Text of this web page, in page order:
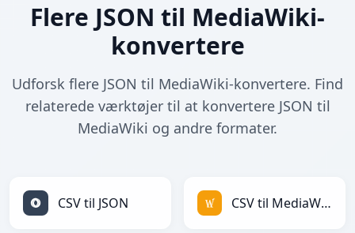
Flere JSON til MediaWiki-
konvertere
Udforsk flere JSON til MediaWiki-konvertere. Find
relaterede værktøjer til at konvertere JSON til
MediaWiki og andre formater.
CSV til JSON CSV til MediaWiki